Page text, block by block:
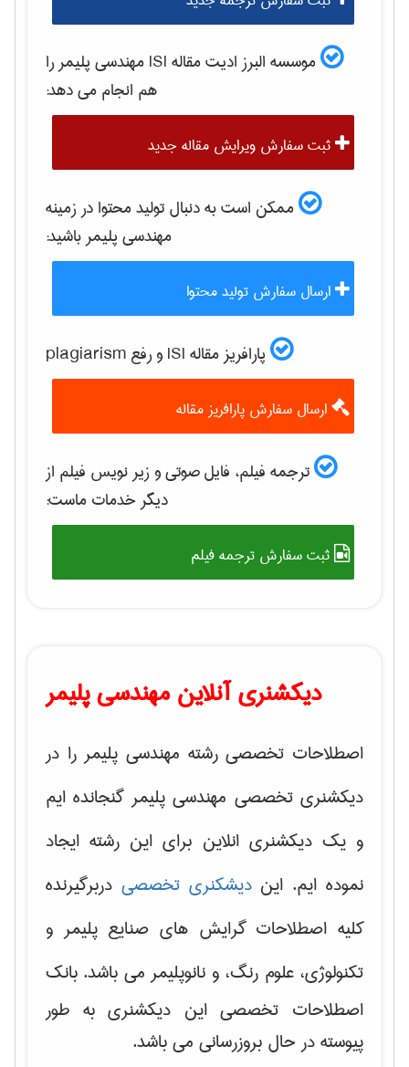
موسسه البرز ادیت مقاله ISI مهندسی پليمررا
هم انجام می دهد:
ثبت سفارش ویرایش مقاله جدید
ممکن است به دنبال تولید محتوا در زمینه
مهندسی پليمرباشید:
ارسال سفارش تولید محتوا
پارافریز مقاله ISI و رفع plagiarism
ارسال سفارش پارافریز مقاله
ترجمه فیلم، فایل صوتی و زیر نویس فیلم از
دیگر خدمات ماست:
ثبت سفارش ترجمه فیلم
دیکشنری آنلاین مهندسی پلیمر
اصطلاحات تخصصی رشته مهندسی پلیمر را در
دیکشنری تخصصی مهندسی پلیمر گنجانده ایم
و یک دیکشنری انلاین برای این رشته ایجاد
نموده ایم. ایندیشکنری تخصصی دربرگیرنده
کلیه اصطلاحات گرایش های صنایع پلیمر و
تکنولوژی، علوم رنگ، و نانوپلیمر می باشد. بانک
اصطلاحات تخصصی این دیکشنری به طور
پیوسته در حال بروزرسانی می باشد.